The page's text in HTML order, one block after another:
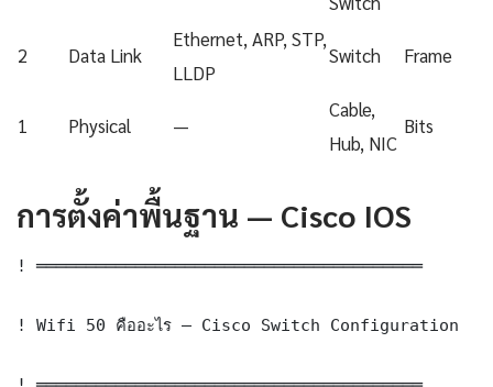
2 Data Link
Ethernet, ARP, STP,
LLDP
Switch Frame
1 Physical —
Cable,
Hub, NIC
Bits
การตั้งค่าพื้นฐาน — Cisco IOS
! ═══════════════════════════════════════
! Wifi 50 คืออะไร — Cisco Switch Configuration